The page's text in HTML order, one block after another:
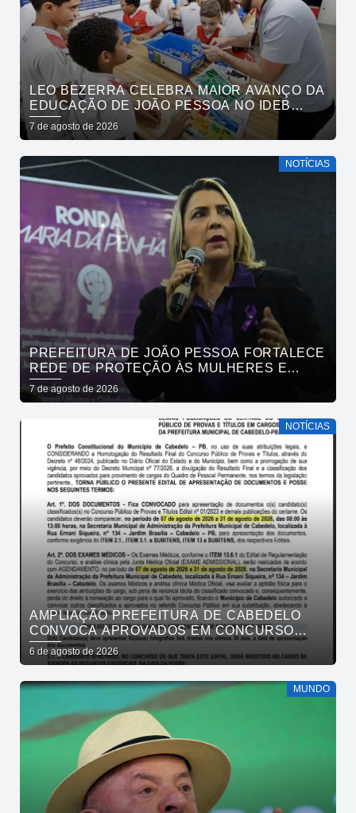
LEO BEZERRA CELEBRA MAIOR AVANÇO DA
EDUCAÇÃO DE JOÃO PESSOA NO IDEB
ENTRE CAPITAIS DO NORDESTE
7 de agosto de 2026
NOTÍCIAS
PREFEITURA DE JOÃO PESSOA FORTALECE
REDE DE PROTEÇÃO ÀS MULHERES E
ENTENDE QUE ACOLHER É SALVAR VIDAS
7 de agosto de 2026
NOTÍCIAS
AMPLIAÇÃO PREFEITURA DE CABEDELO
CONVOCA APROVADOS EM CONCURSO
PÚBLICO DA SAÚDE PARA APRESENTAÇÃO
DE DOCUMENTOS
6 de agosto de 2026
MUNDO